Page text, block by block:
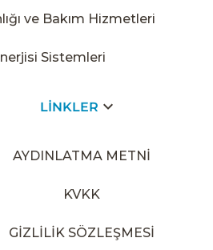
ve Bakım Hizmetleri
Sistemleri
LİNKLER
AYDINLATMA METNİ
KVKK
GİZLİLİK SÖZLEŞMESİ